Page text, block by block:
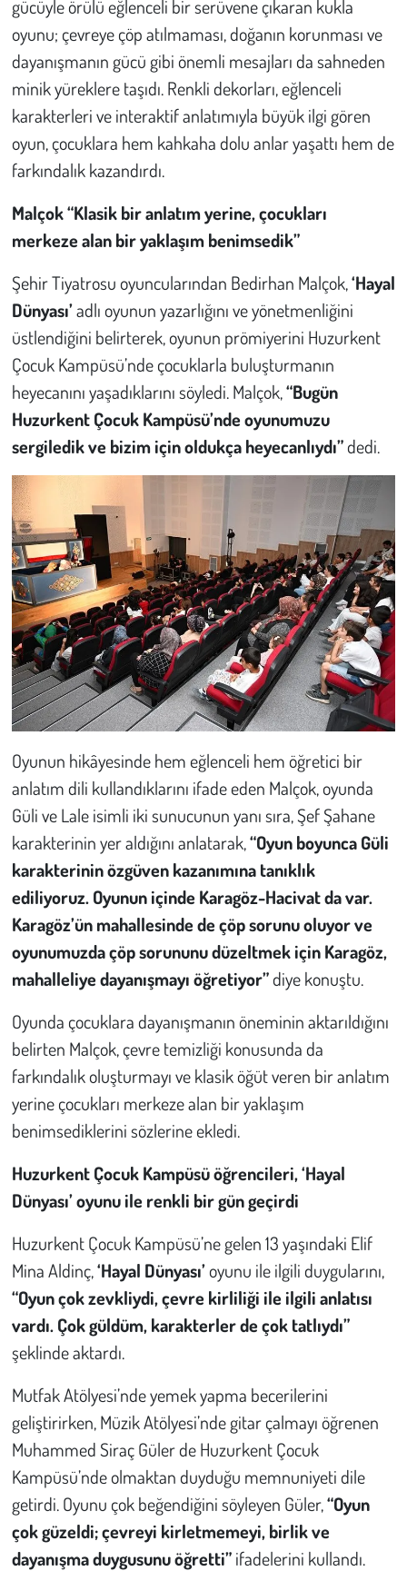
gücüyle örülü eğlenceli bir serüvene çıkaran kukla
oyunu; çevreye çöp atılmaması, doğanın korunması ve
dayanışmanın gücü gibi önemli mesajları da sahneden
minik yüreklere taşıdı. Renkli dekorları, eğlenceli
karakterleri ve interaktif anlatımıyla büyük ilgi gören
oyun, çocuklara hem kahkaha dolu anlar yaşattı hem de
farkındalık kazandırdı.
Malçok “Klasik bir anlatım yerine, çocukları
merkeze alan bir yaklaşım benimsedik”
Şehir Tiyatrosu oyuncularından Bedirhan Malçok,‘Hayal
Dünyası’adlı oyunun yazarlığını ve yönetmenliğini
üstlendiğini belirterek, oyunun prömiyerini Huzurkent
Çocuk Kampüsü’nde çocuklarla buluşturmanın
heyecanını yaşadıklarını söyledi. Malçok,“Bugün
Huzurkent Çocuk Kampüsü’nde oyunumuzu
sergiledik ve bizim için oldukça heyecanlıydı”dedi.
Oyunun hikâyesinde hem eğlenceli hem öğretici bir
anlatım dili kullandıklarını ifade eden Malçok, oyunda
Güli ve Lale isimli iki sunucunun yanı sıra, Şef Şahane
karakterinin yer aldığını anlatarak,“Oyun boyunca Güli
karakterinin özgüven kazanımına tanıklık
ediliyoruz. Oyunun içinde Karagöz-Hacivat da var.
Karagöz’ün mahallesinde de çöp sorunu oluyor ve
oyunumuzda çöp sorununu düzeltmek için Karagöz,
mahalleliye dayanışmayı öğretiyor”diye konuştu.
Oyunda çocuklara dayanışmanın öneminin aktarıldığını
belirten Malçok, çevre temizliği konusunda da
farkındalık oluşturmayı ve klasik öğüt veren bir anlatım
yerine çocukları merkeze alan bir yaklaşım
benimsediklerini sözlerine ekledi.
Huzurkent Çocuk Kampüsü öğrencileri,‘Hayal
Dünyası’oyunu ile renkli bir gün geçirdi
Huzurkent Çocuk Kampüsü’ne gelen 13 yaşındaki Elif
Mina Aldinç,‘Hayal Dünyası’oyunu ile ilgili duygularını,
“Oyun çok zevkliydi, çevre kirliliği ile ilgili anlatısı
vardı. Çok güldüm, karakterler de çok tatlıydı”
şeklinde aktardı.
Mutfak Atölyesi’nde yemek yapma becerilerini
geliştirirken, Müzik Atölyesi’nde gitar çalmayı öğrenen
Muhammed Siraç Güler de Huzurkent Çocuk
Kampüsü’nde olmaktan duyduğu memnuniyeti dile
getirdi. Oyunu çok beğendiğini söyleyen Güler,“Oyun
çok güzeldi; çevreyi kirletmemeyi, birlik ve
dayanışma duygusunu öğretti”ifadelerini kullandı.